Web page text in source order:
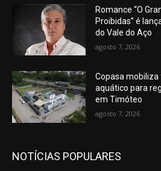
Romance “O
Proibidas” é
do Vale do Aço
agosto 7, 2026
Copasa
aquático para
em Timóteo
agosto 7, 2026
NOTÍCIAS POPULARES